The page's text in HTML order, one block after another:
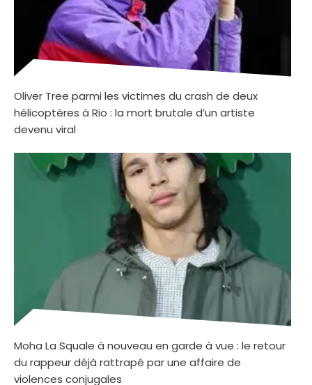
Oliver Tree parmi les victimes du crash de deux
hélicoptères à Rio : la mort brutale d’un artiste
devenu viral
Moha La Squale à nouveau en garde à vue : le retour
du rappeur déjà rattrapé par une affaire de
violences conjugales